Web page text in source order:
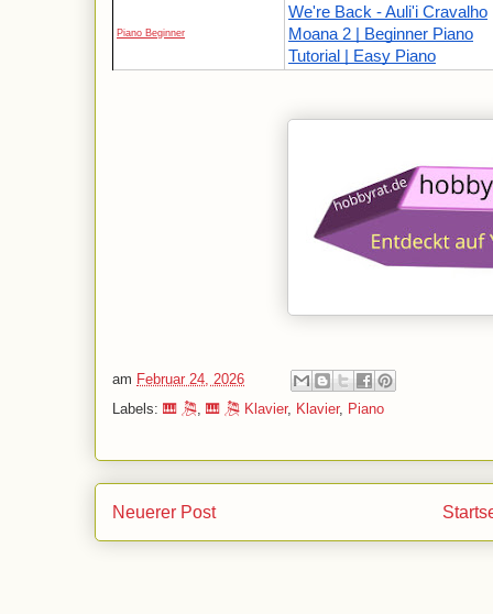
Piano Beginner
We're Back - Auli'i Cravalho
Moana 2 | Beginner Piano
Tutorial | Easy Piano
am Februar 24, 2026
Labels: 🎹 🎘 🎹 🎘 Klavier, Klavier, Piano
Neuerer Post